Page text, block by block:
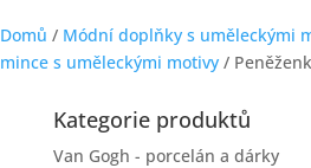
Domů / Módní doplňky s uměleckými
mince s uměleckými motivy /
Kategorie produktů
Van Gogh - porcelán a dárky